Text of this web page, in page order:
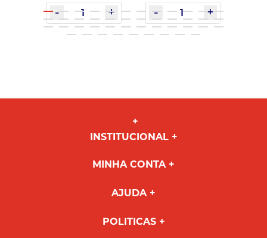
INSTITUCIONAL
MINHA CONTA
AJUDA
POLITICAS